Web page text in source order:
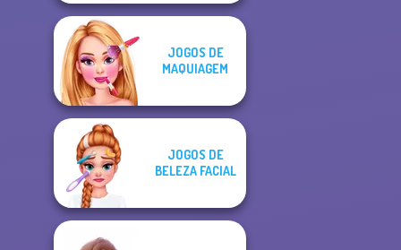
JOGOS DE
MAQUIAGEM
JOGOS DE
BELEZA FACIAL